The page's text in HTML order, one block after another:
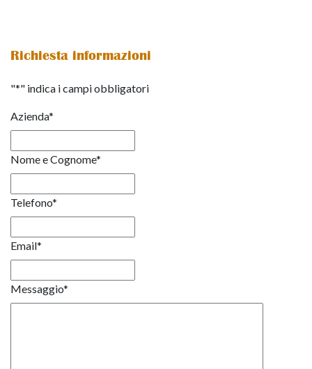
Richiesta informazioni
"*" indica i campi obbligatori
Azienda*
Nome e Cognome*
Telefono*
Email*
Messaggio*